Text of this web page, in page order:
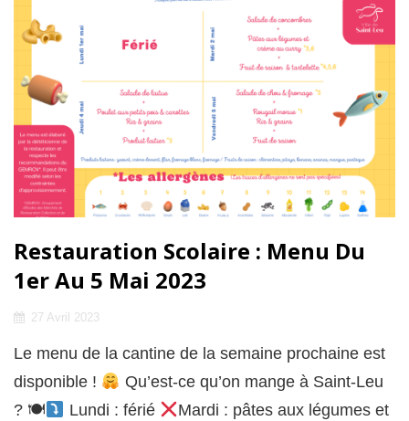
MAI
Restauration Scolaire : Menu Du
1er Au 5 Mai 2023
Posted
27 Avril 2023
Le menu de la cantine de la semaine prochaine est
disponible !
Qu’est-ce qu’on mange à Saint-Leu
? 🍽
Lundi : férié
Mardi : pâtes aux légumes et